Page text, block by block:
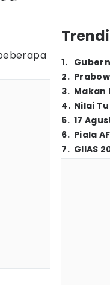
1.
2.
3. Makan
4. Nilai
5. 17
6. Piala
7. GIIAS